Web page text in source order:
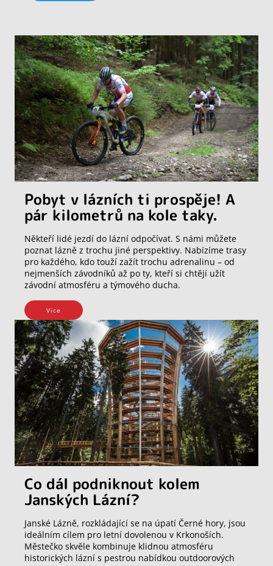
Pobyt v lázních ti prospěje! A
pár kilometrů na kole taky.
Někteří lidé jezdí do lázní odpočívat. S námi můžete
poznat lázně z trochu jiné perspektivy. Nabízíme trasy
pro každého, kdo touží zažít trochu adrenalinu – od
nejmenších závodníků až po ty, kteří si chtějí užít
závodní atmosféru a týmového ducha.
Vice
Co dál podniknout kolem
Janských Lázní?
Janské Lázně, rozkládající se na úpatí Černé hory, jsou
ideálním cílem pro letní dovolenou v Krkonoších.
Městečko skvěle kombinuje klidnou atmosféru
historických lázní s pestrou nabídkou outdoorových